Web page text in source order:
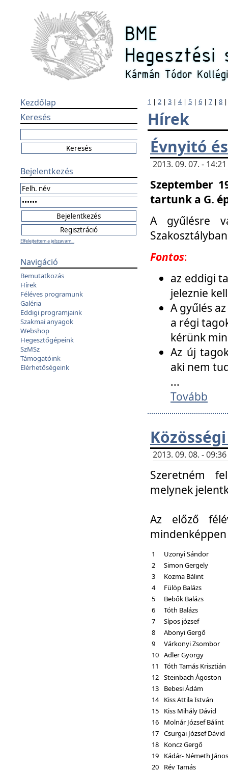
Kezdőlap
Keresés
Bejelentkezés
Elfelejtettem a jelszavam...
Navigáció
Bemutatkozás
Hírek
Féléves programunk
Galéria
Eddigi programjaink
Szakmai anyagok
Webshop
Hegesztőgépeink
SzMSz
Támogatóink
Elérhetőségeink
1 | 2 | 3 | 4| 5 | 6 | 7 | 8
Hírek
Évnyitó
2013. 09. 07. -
Szeptember
tartunk a G.
A gyűlésre
Fontos:
az eddigi
jeleznie
A gyűlés
a régi
kérünk
Az új
aki nem
...
Tovább
2013. 09. 08. -
Szeretném
melynek
Az előző
1
Uzonyi Sándor
2
Simon Gergely
3
Kozma Bálint
4
Fülöp Balázs
5
Bebők Balázs
6
Tóth Balázs
7
Sípos józsef
8
Abonyi Gergő
9
Várkonyi Zsombor
10 Adler György
11
Tóth Tamás Krisztián
12 Steinbach Ágoston
13
Bebesi Ádám
14 Kiss Attila István
15
Kiss Mihály Dávid
16
Molnár József Bálint
17 Csurgai József Dávid
18
Koncz Gergő
19
Kádár- Németh János
20
Rév Tamás